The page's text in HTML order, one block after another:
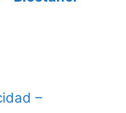
–